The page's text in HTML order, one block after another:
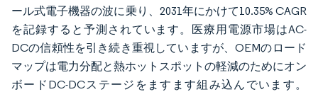
ール式電子機器の波に乗り、2031年にかけて10.35% CAGR
を記録すると予測されています。医療用電源市場はAC-
DCの信頼性を引き続き重視していますが、OEMのロード
マップは電力分配と熱ホットスポットの軽減のためにオン
ボードDC-DCステージをますます組み込んでいます。